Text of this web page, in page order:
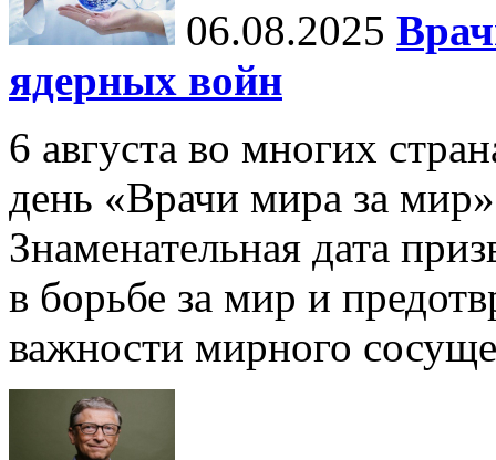
06.08.2025
ядерных войн
6 августа во многих
день «Врачи мира за
Знаменательная дата
в борьбе за мир и
важности мирного